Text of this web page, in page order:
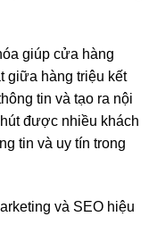
giúp cửa hàng
giữa hàng triệu kết
tin và tạo ra nội
được nhiều khách
tin và uy tín trong
và SEO hiệu